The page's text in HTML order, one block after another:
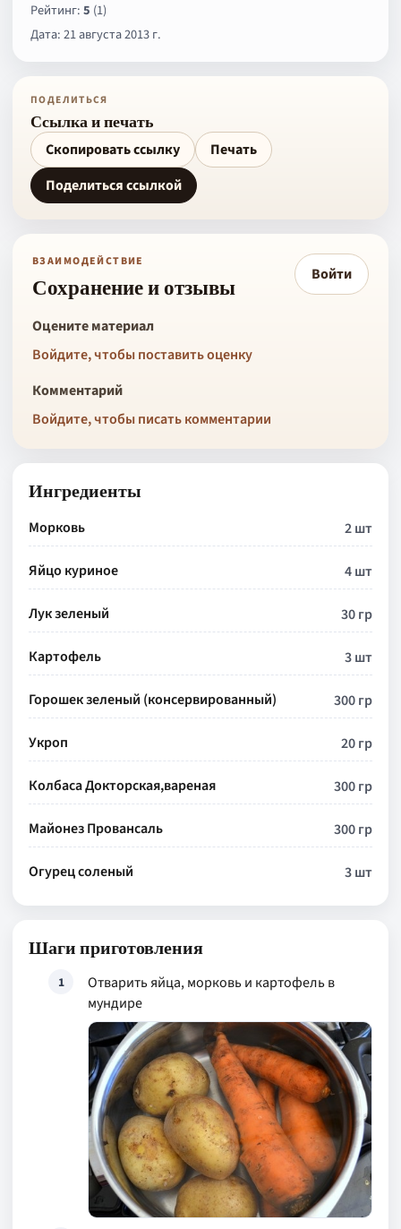
Рейтинг:5 (1)
Дата: 21 августа 2013 г.
ПОДЕЛИТЬСЯ
Ссылка и печать
Скопировать ссылку
Печать
Поделиться ссылкой
ВЗАИМОДЕЙСТВИЕ
Сохранение и отзывы Войти
Оцените материал
Войдите, чтобы поставить оценку
Комментарий
Войдите, чтобы писать комментарии
Ингредиенты
Морковь 2 шт
Яйцо куриное 4 шт
Лук зеленый 30 гр
Картофель 3 шт
Горошек зеленый (консервированный) 300 гр
Укроп 20 гр
Колбаса Докторская,вареная 300 гр
Майонез Провансаль 300 гр
Огурец соленый 3 шт
Шаги приготовления
1
Отварить яйца, морковь и картофель в
мундире